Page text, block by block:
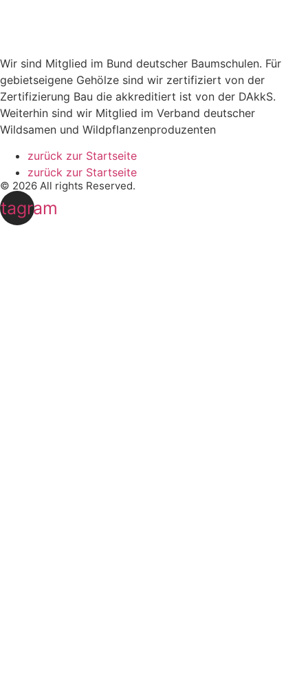
Wir sind Mitglied im Bund deutscher Baumschulen. Für
gebietseigene Gehölze sind wir zertifiziert von der
Zertifizierung Bau die akkreditiert ist von der DAkkS.
Weiterhin sind wir Mitglied im Verband deutscher
Wildsamen und Wildpflanzenproduzenten
zurück zur Startseite
zurück zur Startseite
© 2026 All rights Reserved.